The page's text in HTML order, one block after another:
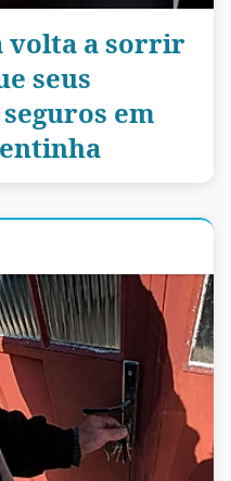
volta a sorrir
seus
em